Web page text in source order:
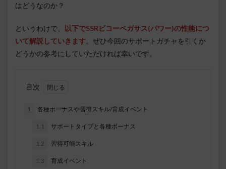
はどうなのか？
というわけで、
以下でSSRビコーペガサス(パワー)の性能につ
いて解説していきます。ぜひ今回のサポートガチャを引くか
どうかの参考にしていただければ幸いです。
目次
1 各種ボーナスや習得スキル/育成イベント
1.1 サポートタイプと各種ボーナス
1.2 習得可能スキル
1.3 育成イベント